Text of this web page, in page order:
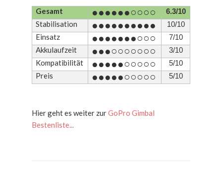
Gesamt ●●●●●●○○○○ 6.3/10
Stabilisation ●●●●●●●●●● 10/10
Einsatz ●●●●●●●○○○ 7/10
Akkulaufzeit ●●●○○○○○○○ 3/10
Kompatibilität ●●●●●○○○○○ 5/10
Preis ●●●●●○○○○○ 5/10
Hier geht es weiter zurGoPro Gimbal
Bestenliste...